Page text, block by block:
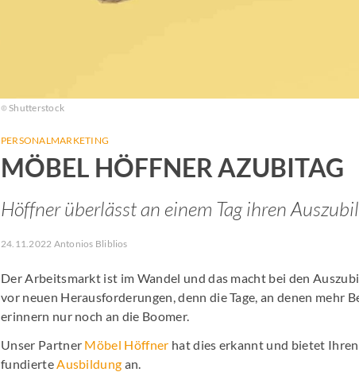
Radio Hamburg Jobmesse
HH2 Eventtipp
Shutterstock
PERSONALMARKETING
MÖBEL HÖFFNER AZUBITAG
Höffner überlässt an einem Tag ihren
24.11.2022 Antonios Bliblios
Der Arbeitsmarkt ist im Wandel und das macht bei den
vor neuen Herausforderungen, denn die Tage, an denen mehr
erinnern nur noch an die Boomer.
Unser Partner Möbel Höffner hat dies erkannt und bietet
fundierteAusbildung an.